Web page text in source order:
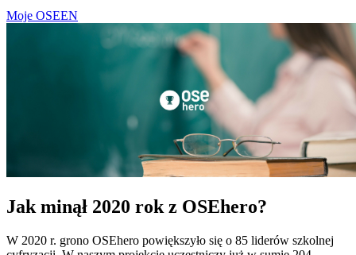
Moje OSEEN
Jak minął 2020 rok z OSEhero?
W 2020 r. grono OSEhero powiększyło się o 85 liderów szkolnej